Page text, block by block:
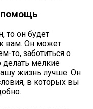
помощь
то он будет
вам. Он может
то, заботиться о
мелкие
жизнь лучше. Он
в которых вы